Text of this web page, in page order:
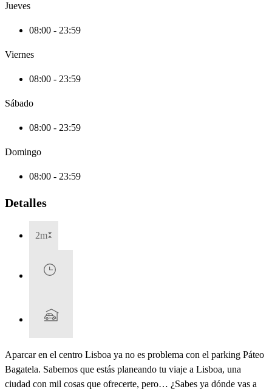
Jueves
08:00 - 23:59
Viernes
08:00 - 23:59
Sábado
08:00 - 23:59
Domingo
08:00 - 23:59
Detalles
2m
Aparcar en el centro Lisboa ya no es problema con el parking Páteo
Bagatela. Sabemos que estás planeando tu viaje a Lisboa, una
ciudad con mil cosas que ofrecerte, pero… ¿Sabes ya dónde vas a